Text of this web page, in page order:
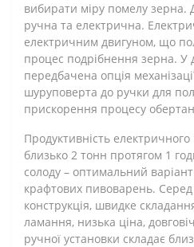
вибирати міру помелу зерна.
ручна та електрична.
електричним двигуном, що
процес подрібнення зерна. У
передбачена опція
шуруповерта до ручки для
прискорення процесу
Продуктивність
близько 2 тонн протягом 1
солоду – оптимальний
крафтових пивоварень.
конструкція, швидке
ламання, низька ціна,
ручної установки складає